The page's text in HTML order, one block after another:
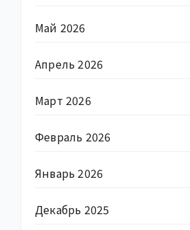
Май 2026
Апрель 2026
Март 2026
Февраль 2026
Январь 2026
Декабрь 2025